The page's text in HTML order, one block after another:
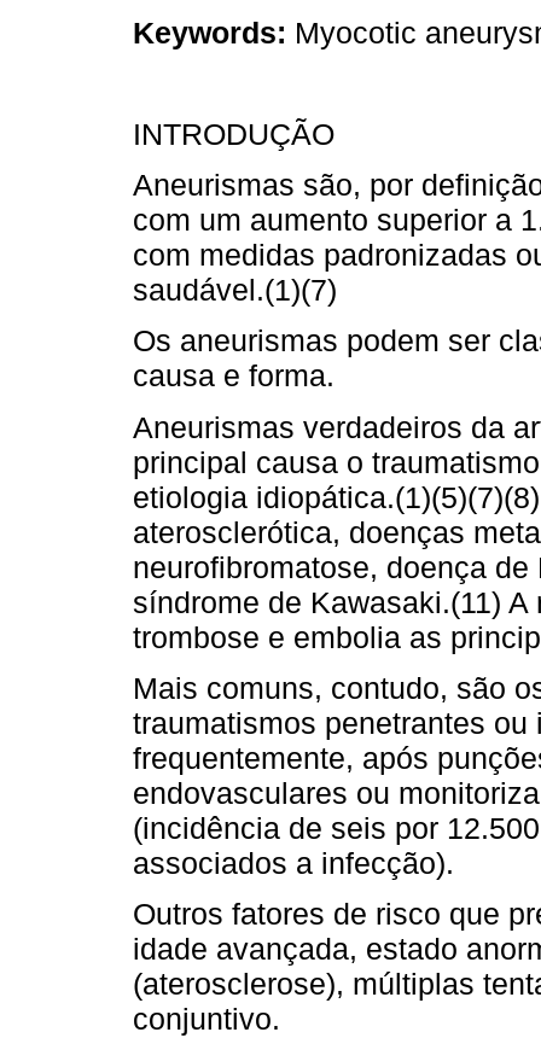
Keywords: Myocotic
INTRODUÇÃO
Aneurismas são, por
com um aumento superior a
com medidas padronizadas
saudável.(1)(7)
Os aneurismas podem ser
causa e forma.
Aneurismas verdadeiros da
principal causa o
etiologia
aterosclerótica, doenças
neurofibromatose, doença
síndrome de Kawasaki.(11)
trombose e embolia as
Mais comuns, contudo, são
traumatismos penetrantes
frequentemente, após
endovasculares ou
(incidência de seis por
associados a infecção).
Outros fatores de risco que
idade avançada, estado
(aterosclerose), múltiplas
conjuntivo.